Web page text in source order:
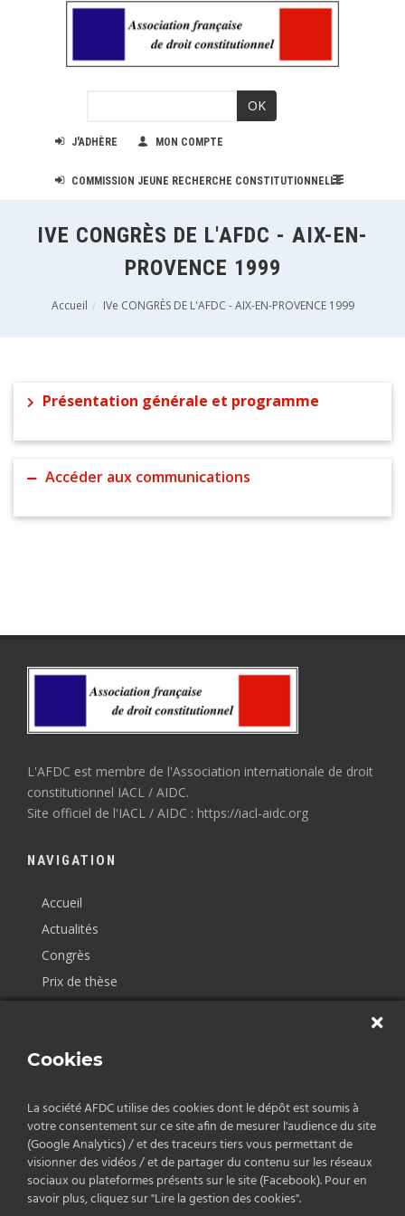
OK
J'ADHÈRE MON COMPTE
COMMISSION JEUNE RECHERCHE CONSTITUTIONNELLE
IVE CONGRÈS DE L'AFDC - AIX-EN-
PROVENCE 1999
Accueil IVe CONGRÈS DE L'AFDC - AIX-EN-PROVENCE 1999
Présentation générale et programme
Accéder aux communications
L'AFDC est membre de l'Association internationale de droit
constitutionnel IACL / AIDC.
Site officiel de l'IACL / AIDC : https://iacl-aidc.org
NAVIGATION
Accueil
Actualités
Congrès
Prix de thèse
CONTACT
AFDC
ILF-GERJC
3 avenue Robert-Schuman
13628 Aix-en-Provence cedex 1
Cookies
La société AFDC utilise des cookies dont le dépôt est soumis à
votre consentement sur ce site afin de mesurer l'audience du site
(Google Analytics) / et des traceurs tiers vous permettant de
visionner des vidéos / et de partager du contenu sur les réseaux
sociaux ou plateformes présents sur le site (Facebook). Pour en
savoir plus, cliquez sur "Lire la gestion des cookies".